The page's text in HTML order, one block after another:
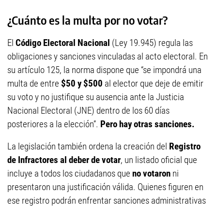
¿Cuánto es la multa por no votar?
El Código Electoral Nacional (Ley 19.945) regula las
obligaciones y sanciones vinculadas al acto electoral. En
su artículo 125, la norma dispone que “se impondrá una
multa de entre $50 y $500 al elector que deje de emitir
su voto y no justifique su ausencia ante la Justicia
Nacional Electoral (JNE) dentro de los 60 días
posteriores a la elección”. Pero hay otras sanciones.
La legislación también ordena la creación del Registro
de Infractores al deber de votar, un listado oficial que
incluye a todos los ciudadanos que no votaron ni
presentaron una justificación válida. Quienes figuren en
ese registro podrán enfrentar sanciones administrativas